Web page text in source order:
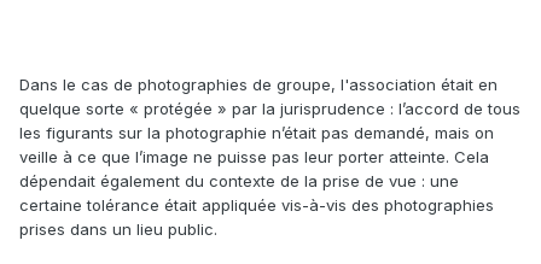
Dans le cas de photographies de groupe, l'association était en
quelque sorte « protégée » par la jurisprudence : l’accord de tous
les figurants sur la photographie n’était pas demandé, mais on
veille à ce que l’image ne puisse pas leur porter atteinte. Cela
dépendait également du contexte de la prise de vue : une
certaine tolérance était appliquée vis-à-vis des photographies
prises dans un lieu public.